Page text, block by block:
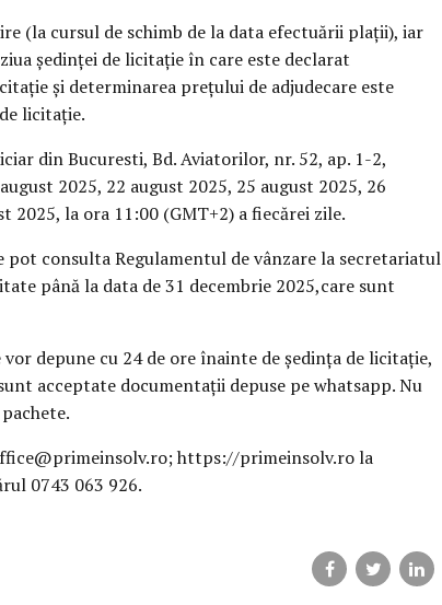
(la cursul de schimb de la data efectuării plații), iar
ședinței de licitație în care este declarat
și determinarea prețului de adjudecare este
licitație.
din Bucuresti, Bd. Aviatorilor, nr. 52, ap. 1-2,
2025, 22 august 2025, 25 august 2025, 26
2025, la ora 11:00 (GMT+2) a fiecărei zile.
consulta Regulamentul de vânzare la secretariatul
până la data de 31 decembrie 2025,care sunt
depune cu 24 de ore înainte de ședința de licitație,
acceptate documentații depuse pe whatsapp. Nu
https://primeinsolv.ro la
0743 063 926.